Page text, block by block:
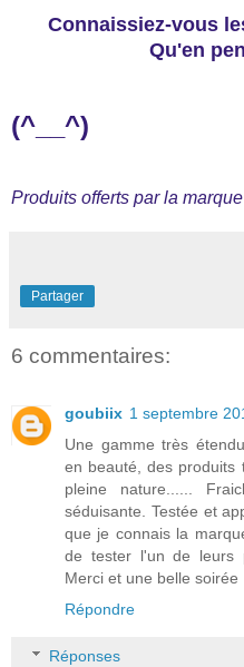
Connaissiez-vous
Qu'en
(^__^)
Produits offerts par la marque
Partager
6 commentaires:
goubiix 1 septembre
Une gamme très
en beauté, des produits
pleine nature......
séduisante. Testée et
que je connais la
de tester l'un de leurs
Merci et une belle soirée
Répondre
Réponses